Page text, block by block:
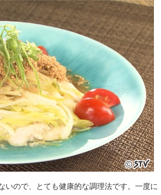
いので、とても健康的な調理法です。一度に